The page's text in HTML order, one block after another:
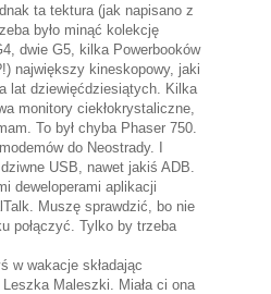
ta tektura (jak napisano z
było minąć kolekcję
dwie G5, kilka Powerbooków
największy kineskopowy, jaki
lat dziewięćdziesiątych. Kilka
monitory ciekłokrystaliczne,
To był chyba Phaser 750.
do Neostrady. I
USB, nawet jakiś ADB.
deweloperami aplikacji
Muszę sprawdzić, bo nie
połączyć. Tylko by trzeba
w wakacje składając
Maleszki. Miała ci ona